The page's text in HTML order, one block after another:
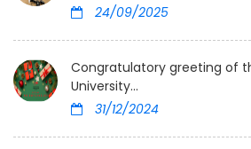
24/09/2025
Congratulatory greeting of
University...
31/12/2024